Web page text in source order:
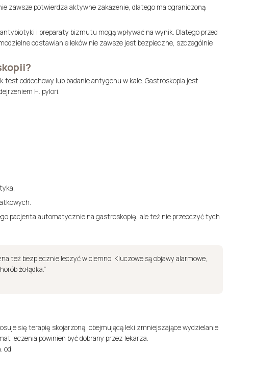
zawsze potwierdza aktywne zakażenie, dlatego ma ograniczoną
i preparaty bizmutu mogą wpływać na wynik. Dlatego przed
odstawianie leków nie zawsze jest bezpieczne, szczególnie
oddechowy lub badanie antygenu w kale. Gastroskopia jest
H. pylori.
pacjenta automatycznie na gastroskopię, ale też nie przeoczyć tych
też bezpiecznie leczyć w ciemno. Kluczowe są objawy alarmowe,
żołądka.”
się terapię skojarzoną, obejmującą leki zmniejszające wydzielanie
leczenia powinien być dobrany przez lekarza.
od: